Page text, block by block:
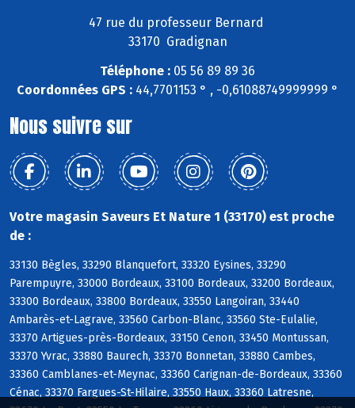
47 rue du professeur Bernard
33170 Gradignan
Téléphone : 05 56 89 89 36
Coordonnées GPS : 44,7701153 ° , -0,61088749999999 °
Nous suivre sur
Votre magasin Saveurs Et Nature 1 (33170) est proche
de :
33130 Bègles, 33290 Blanquefort, 33320 Eysines, 33290
Parempuyre, 33000 Bordeaux, 33100 Bordeaux, 33200 Bordeaux,
33300 Bordeaux, 33800 Bordeaux, 33550 Langoiran, 33440
Ambarès-et-Lagrave, 33560 Carbon-Blanc, 33560 Ste-Eulalie,
33370 Artigues-près-Bordeaux, 33150 Cenon, 33450 Montussan,
33370 Yvrac, 33880 Baurech, 33370 Bonnetan, 33880 Cambes,
33360 Camblanes-et-Meynac, 33360 Carignan-de-Bordeaux, 33360
Cénac, 33370 Fargues-St-Hilaire, 33550 Haux, 33360 Latresne,